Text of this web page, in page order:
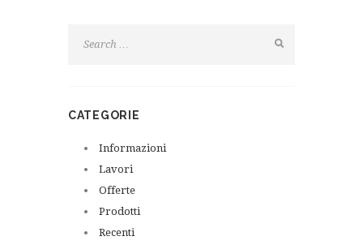
CATEGORIE
Informazioni
Lavori
Offerte
Prodotti
Recenti